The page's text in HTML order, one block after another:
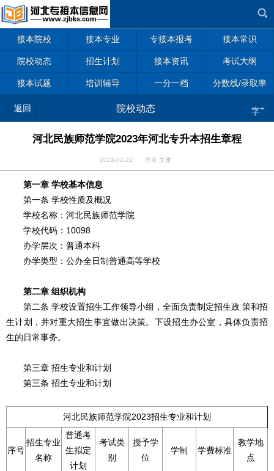
接本院校 接本专业 专接本报考 接本常识
院校动态 招生计划 接本资讯 考试大纲
接本试题 培训辅导 一分一档 分数线/录取率
返回 院校动态 字+
河北民族师范学院2023年河北专升本招生章程
2023-02-22 作者:文雅
第一章 学校基本信息
第一条 学校性质及概况
学校名称：河北民族师范学院
学校代码：10098
办学层次：普通本科
办学类型：公办全日制普通高等学校
第二章 组织机构
第二条 学校设置招生工作领导小组，全面负责制定招生政 策和招
生计划，并对重大招生事宜做出决策。下设招生办公室，具体负责招
生的日常事务。
第三章 招生专业和计划
第三条 招生专业和计划
河北民族师范学院2023招生专业和计划
序号
招生专业
名称
普通考
生拟定
计划
考试类
别
授予学
位
学制 学费标准
教学地
点